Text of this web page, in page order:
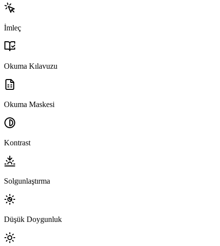
İmleç
Okuma Kılavuzu
Okuma Maskesi
Kontrast
Solgunlaştırma
Düşük Doygunluk